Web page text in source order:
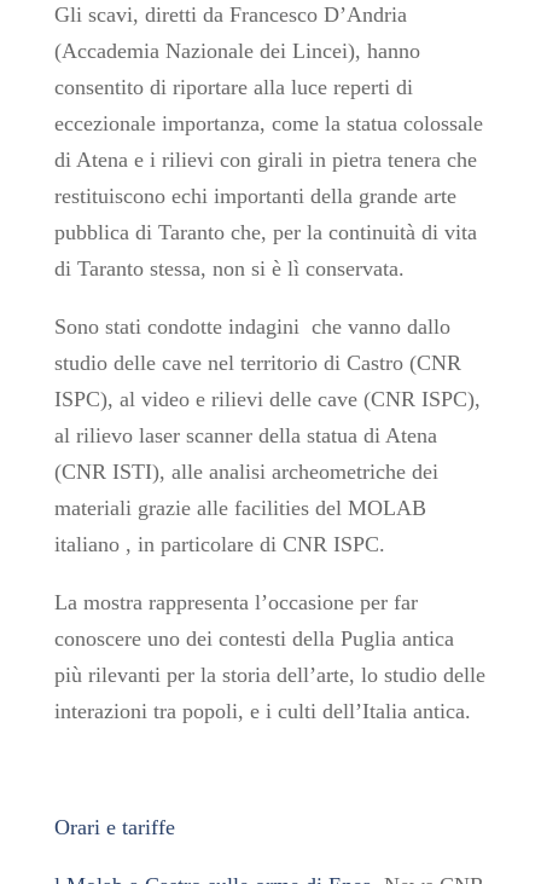
Gli scavi, diretti da Francesco D’Andria
(Accademia Nazionale dei Lincei), hanno
consentito di riportare alla luce reperti di
eccezionale importanza, come la statua colossale
di Atena e i rilievi con girali in pietra tenera che
restituiscono echi importanti della grande arte
pubblica di Taranto che, per la continuità di vita
di Taranto stessa, non si è lì conservata.
Sono stati condotte indagini che vanno dallo
studio delle cave nel territorio di Castro (CNR
ISPC), al video e rilievi delle cave (CNR ISPC),
al rilievo laser scanner della statua di Atena
(CNR ISTI), alle analisi archeometriche dei
materiali grazie alle facilities del MOLAB
italiano , in particolare di CNR ISPC.
La mostra rappresenta l’occasione per far
conoscere uno dei contesti della Puglia antica
più rilevanti per la storia dell’arte, lo studio delle
interazioni tra popoli, e i culti dell’Italia antica.
Orari e tariffe